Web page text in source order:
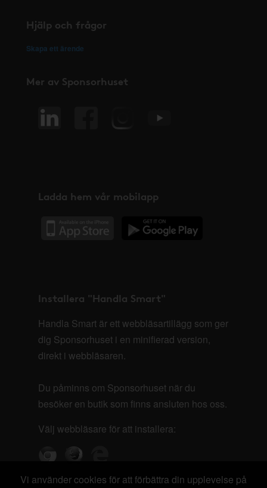
Hjälp och frågor
Skapa ett ärende
Mer av Sponsorhuset
Ladda hem vår mobilapp
Installera "Handla Smart"
Handla Smart är ett webbläsartillägg som ger
dig Sponsorhuset i en minifierad version,
direkt i webbläsaren.
Du påminns om Sponsorhuset när du
besöker en butik som finns ansluten hos oss.
Välj webbläsare för att installera:
Vi använder cookies för att förbättra din upplevelse på